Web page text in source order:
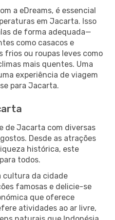
a eDreams, é essencial
em Jacarta. Isso
de forma adequada—
como casacos e
frios ou roupas leves como
mais quentes. Uma
experiência de viagem
para Jacarta.
de Jacarta com diversas
Desde as atrações
histórica, este
todos.
cultura da cidade
famosas e delicie-se
que oferece
atividades ao ar livre,